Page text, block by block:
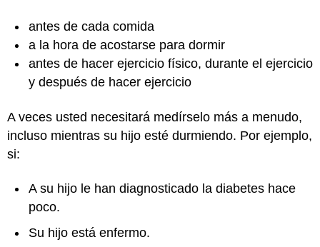
antes de cada comida
a la hora de acostarse para dormir
antes de hacer ejercicio físico, durante el ejercicio
y después de hacer ejercicio
A veces usted necesitará medírselo más a menudo,
incluso mientras su hijo esté durmiendo. Por ejemplo,
si:
A su hijo le han diagnosticado la diabetes hace
poco.
Su hijo está enfermo.